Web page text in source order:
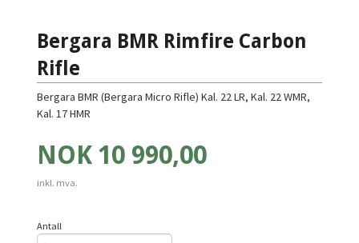
Bergara BMR Rimfire Carbon
Rifle
Bergara BMR (Bergara Micro Rifle) Kal. 22 LR, Kal. 22 WMR,
Kal. 17 HMR
Pris
NOK 10 990,00
inkl. mva.
Antall